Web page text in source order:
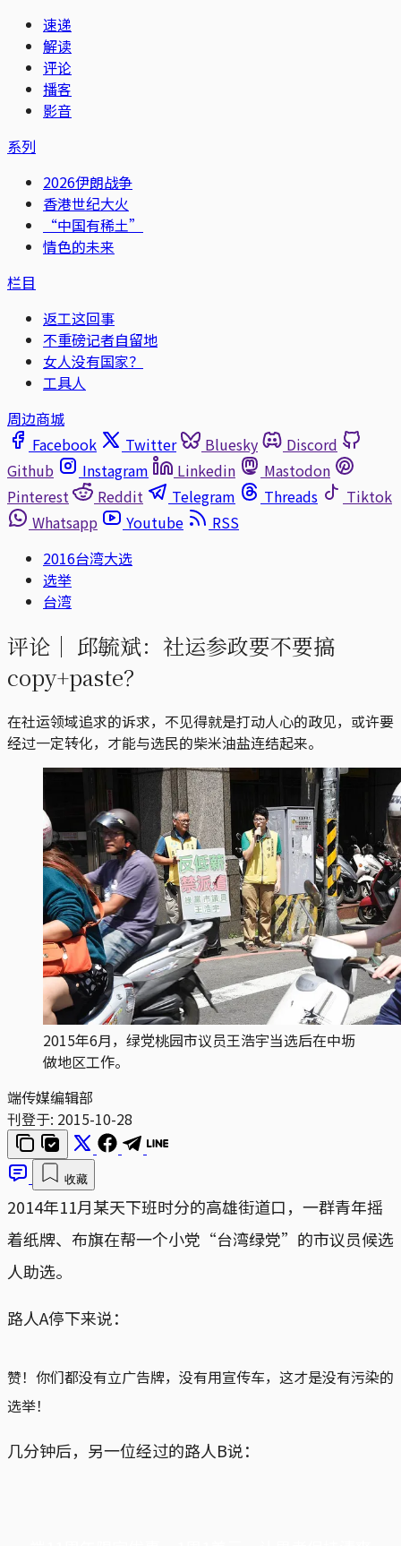
速递
解读
评论
播客
影音
系列
2026伊朗战争
香港世纪大火
“中国有稀土”
情色的未来
栏目
返工这回事
不重磅记者自留地
女人没有国家？
工具人
周边商城
Facebook
Twitter Bluesky
Discord
Github
Instagram Linkedin
Mastodon
Pinterest
Reddit Telegram Threads
Tiktok
Whatsapp
Youtube
RSS
2016台湾大选
选举
台湾
评论｜ 邱毓斌：社运参政要不要搞
copy+paste？
在社运领域追求的诉求，不见得就是打动人心的政见，或许要
经过一定转化，才能与选民的柴米油盐连结起来。
2015年6月，绿党桃园市议员王浩宇当选后在中坜
做地区工作。
端传媒编辑部
刊登于: 2015-10-28
收藏
2014年11月某天下班时分的高雄街道口，一群青年摇
着纸牌、布旗在帮一个小党“台湾绿党”的市议员候选
人助选。
路人A停下来说：
赞！你们都没有立广告牌，没有用宣传车，这才是没有污染的
选举！
几分钟后，另一位经过的路人B说：